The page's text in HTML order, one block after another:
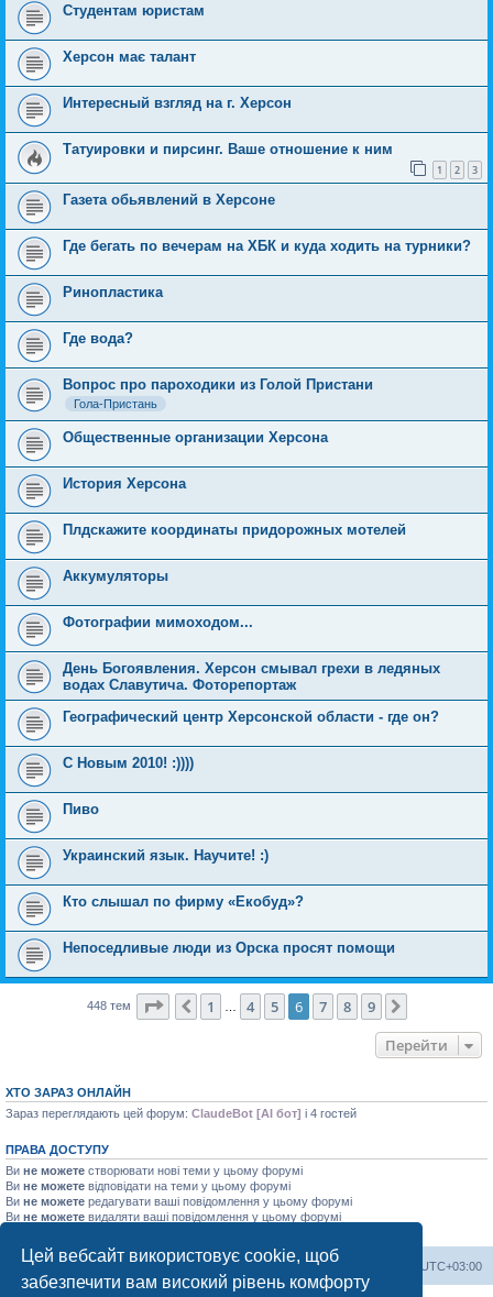
Цей вебсайт використовує cookie, щоб
забезпечити вам високий рівень комфорту
Студентам юристам
Херсон має талант
Интересный взгляд на г. Херсон
Татуировки и пирсинг. Ваше отношение к ним
1 2 3
Газета обьявлений в Херсоне
Где бегать по вечерам на ХБК и куда ходить на турники?
Ринопластика
Где вода?
Вопрос про пароходики из Голой Пристани
Гола-Пристань
Общественные организации Херсона
История Херсона
Плдскажите координаты придорожных мотелей
Аккумуляторы
Фотографии мимоходом...
День Богоявления. Херсон смывал грехи в ледяных
водах Славутича. Фоторепортаж
Географический центр Херсонской области - где он?
С Новым 2010! :))))
Пиво
Украинский язык. Научите! :)
Кто слышал по фирму «Екобуд»?
Непоседливые люди из Орска просят помощи
448 тем Сторінка6 з9
Поперед.
1 4 5 6 7 8 9
Перейти
ХТО ЗАРАЗ ОНЛАЙН
Зараз переглядають цей форум: ClaudeBot [AI бот] і 4 гостей
ПРАВА ДОСТУПУ
Ви не можете створювати нові теми у цьому форумі
Ви не можете відповідати на теми у цьому форумі
Ви не можете редагувати ваші повідомлення у цьому форумі
Ви не можете видаляти ваші повідомлення у цьому форумі
Херсонський форум UTC+03:00
Команда